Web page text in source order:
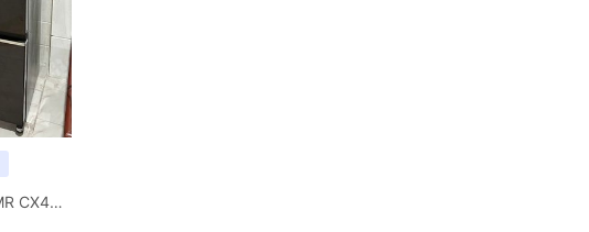
ตู้เย็น Mitsubishi MR CX42EK BRW 12.6คิว